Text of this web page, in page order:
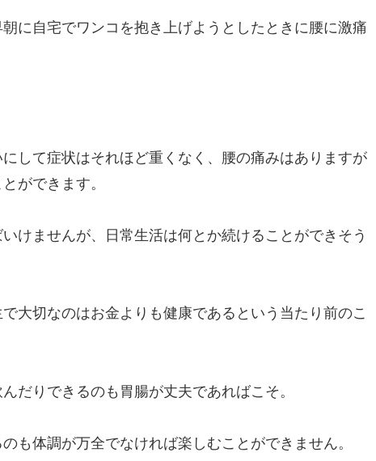
に自宅でワンコを抱き上げようとしたときに腰に激痛
して症状はそれほど重くなく、腰の痛みはありますが
ができます。
けませんが、日常生活は何とか続けることができそう
大切なのはお金よりも健康であるという当たり前のこ
だりできるのも胃腸が丈夫であればこそ。
も体調が万全でなければ楽しむことができません。